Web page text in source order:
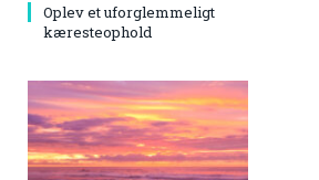
Oplev et uforglemmeligt
kæresteophold